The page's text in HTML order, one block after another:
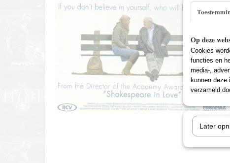
Op deze
Cookies
functies en
media-,
kunnen
verzameld
Later